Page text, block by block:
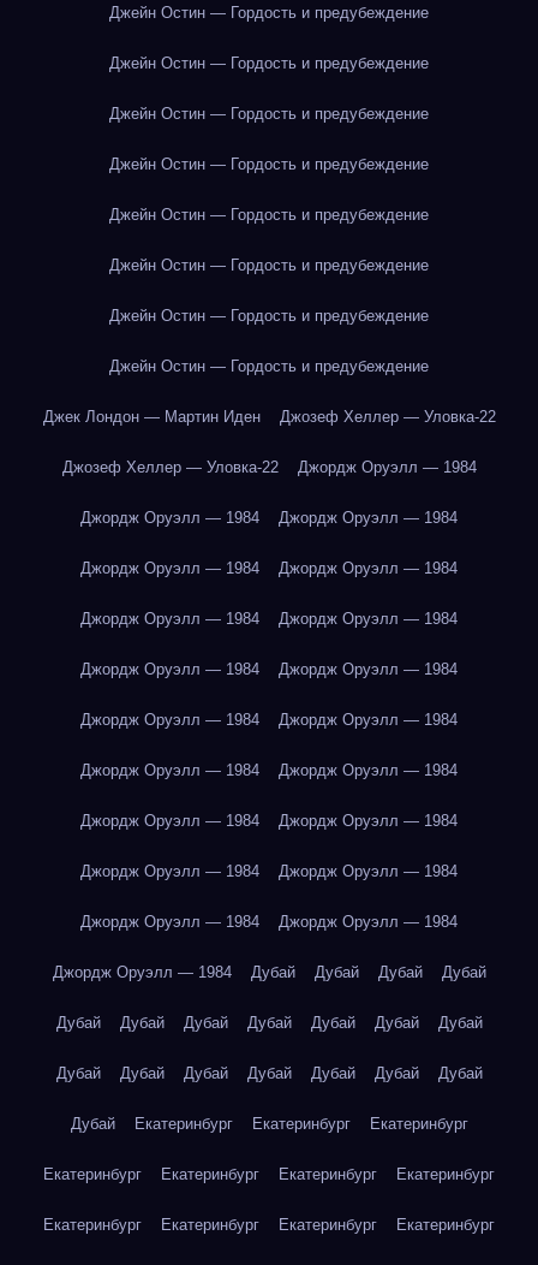
Джейн Остин — Гордость и предубеждение
Джейн Остин — Гордость и предубеждение
Джейн Остин — Гордость и предубеждение
Джейн Остин — Гордость и предубеждение
Джейн Остин — Гордость и предубеждение
Джейн Остин — Гордость и предубеждение
Джейн Остин — Гордость и предубеждение
Джейн Остин — Гордость и предубеждение
Джек Лондон — Мартин Иден Джозеф Хеллер — Уловка-22
Джозеф Хеллер — Уловка-22 Джордж Оруэлл — 1984
Джордж Оруэлл — 1984 Джордж Оруэлл — 1984
Джордж Оруэлл — 1984 Джордж Оруэлл — 1984
Джордж Оруэлл — 1984 Джордж Оруэлл — 1984
Джордж Оруэлл — 1984 Джордж Оруэлл — 1984
Джордж Оруэлл — 1984 Джордж Оруэлл — 1984
Джордж Оруэлл — 1984 Джордж Оруэлл — 1984
Джордж Оруэлл — 1984 Джордж Оруэлл — 1984
Джордж Оруэлл — 1984 Джордж Оруэлл — 1984
Джордж Оруэлл — 1984 Джордж Оруэлл — 1984
Джордж Оруэлл — 1984 Дубай Дубай Дубай Дубай
Дубай Дубай Дубай Дубай Дубай Дубай Дубай
Дубай Дубай Дубай Дубай Дубай Дубай Дубай
Дубай Екатеринбург Екатеринбург Екатеринбург
Екатеринбург Екатеринбург Екатеринбург Екатеринбург
Екатеринбург Екатеринбург Екатеринбург Екатеринбург